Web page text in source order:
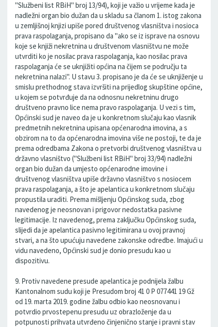
"Službeni list RBiH" broj 13/94), koji je važio u vrijeme kada je
nadležni organ bio dužan da u skladu sa članom 1. istog zakona
u zemljišnoj knjizi upiše pored društvenog vlasništva i nosioca
prava raspolaganja, propisano da "ako se iz isprave na osnovu
koje se knjiži nekretnina u društvenom vlasništvu ne može
utvrditi ko je nosilac prava raspolaganja, kao nosilac prava
raspolaganja će se uknjižiti općina na čijem se području ta
nekretnina nalazi". U stavu 3. propisano je da će se uknjiženje u
smislu prethodnog stava izvršiti na prijedlog skupštine općine,
u kojem se potvrđuje da na odnosnu nekretninu drugo
društveno pravno lice nema pravo raspolaganja. U vezi s tim,
Općinski sud je naveo da je u konkretnom slučaju kao vlasnik
predmetnih nekretnina upisana općenarodna imovina, a s
obzirom na to da općenarodna imovina više ne postoji, te da je
prema odredbama Zakona o pretvorbi društvenog vlasništva u
državno vlasništvo ("Službeni list RBiH" broj 33/94) nadležni
organ bio dužan da umjesto općenarodne imovine i
društvenog vlasništva upiše državno vlasništvo s nosiocem
prava raspolaganja, a što je apelantica u konkretnom slučaju
propustila uraditi. Prema mišljenju Općinskog suda, zbog
navedenog je neosnovan i prigovor nedostatka pasivne
legitimacije. Iz navedenog, prema zaključku Općinskog suda,
slijedi da je apelantica pasivno legitimirana u ovoj pravnoj
stvari, a na što upućuju navedene zakonske odredbe. Imajući u
vidu navedeno, Općinski sud je donio presudu kao u
dispozitivu.
9. Protiv navedene presude apelantica je podnijela žalbu
Kantonalnom sudu koji je Presudom broj 41 0 P 077441 19 Gž
od 19. marta 2019. godine žalbu odbio kao neosnovanu i
potvrdio prvostepenu presudu uz obrazloženje da u
potpunosti prihvata utvrđeno činjenično stanje i pravni stav